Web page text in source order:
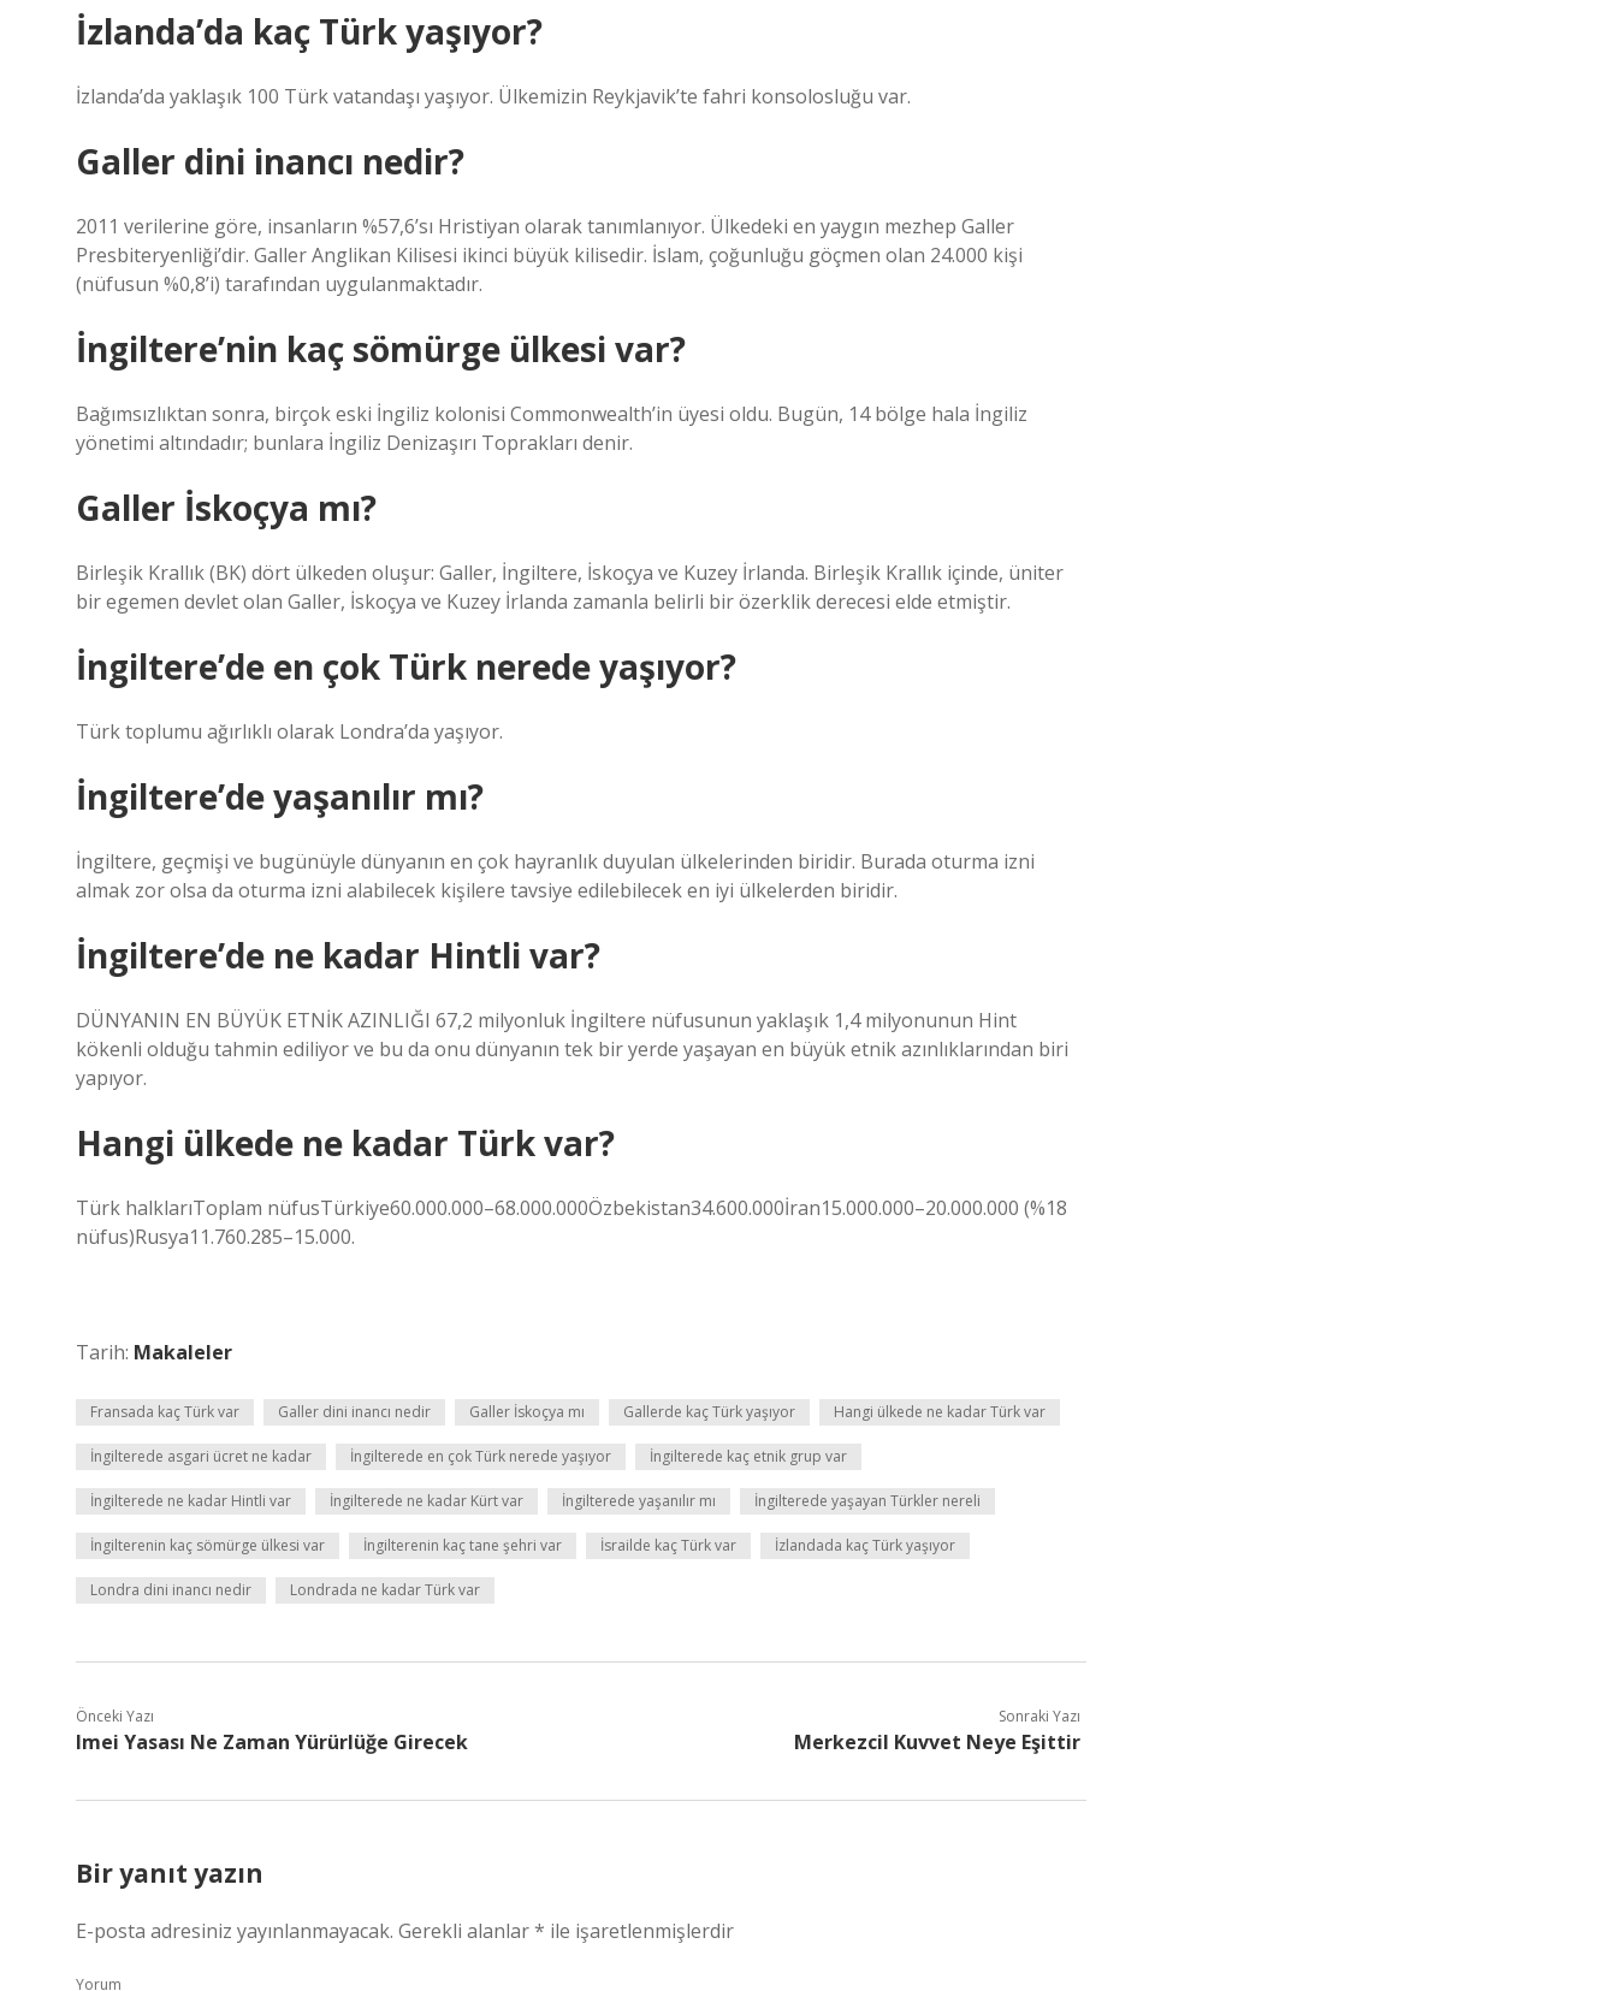
İzlanda’da kaç Türk yaşıyor?
İzlanda’da yaklaşık 100 Türk vatandaşı yaşıyor. Ülkemizin Reykjavik’te fahri konsolosluğu var.
Galler dini inancı nedir?
2011 verilerine göre, insanların %57,6’sı Hristiyan olarak tanımlanıyor. Ülkedeki en yaygın mezhep Galler
Presbiteryenliği’dir. Galler Anglikan Kilisesi ikinci büyük kilisedir. İslam, çoğunluğu göçmen olan 24.000 kişi
(nüfusun %0,8’i) tarafından uygulanmaktadır.
İngiltere’nin kaç sömürge ülkesi var?
Bağımsızlıktan sonra, birçok eski İngiliz kolonisi Commonwealth’in üyesi oldu. Bugün, 14 bölge hala İngiliz
yönetimi altındadır; bunlara İngiliz Denizaşırı Toprakları denir.
Galler İskoçya mı?
Birleşik Krallık (BK) dört ülkeden oluşur: Galler, İngiltere, İskoçya ve Kuzey İrlanda. Birleşik Krallık içinde, üniter
bir egemen devlet olan Galler, İskoçya ve Kuzey İrlanda zamanla belirli bir özerklik derecesi elde etmiştir.
İngiltere’de en çok Türk nerede yaşıyor?
Türk toplumu ağırlıklı olarak Londra’da yaşıyor.
İngiltere’de yaşanılır mı?
İngiltere, geçmişi ve bugünüyle dünyanın en çok hayranlık duyulan ülkelerinden biridir. Burada oturma izni
almak zor olsa da oturma izni alabilecek kişilere tavsiye edilebilecek en iyi ülkelerden biridir.
İngiltere’de ne kadar Hintli var?
DÜNYANIN EN BÜYÜK ETNİK AZINLIĞI 67,2 milyonluk İngiltere nüfusunun yaklaşık 1,4 milyonunun Hint
kökenli olduğu tahmin ediliyor ve bu da onu dünyanın tek bir yerde yaşayan en büyük etnik azınlıklarından biri
yapıyor.
Hangi ülkede ne kadar Türk var?
Türk halklarıToplam nüfusTürkiye60.000.000–68.000.000Özbekistan34.600.000İran15.000.000–20.000.000 (%18
nüfus)Rusya11.760.285–15.000.
Tarih: Makaleler
Fransada kaç Türk var Galler dini inancı nedir Galler İskoçya mı Gallerde kaç Türk yaşıyor Hangi ülkede ne kadar Türk var
İngilterede asgari ücret ne kadar İngilterede en çok Türk nerede yaşıyor İngilterede kaç etnik grup var
İngilterede ne kadar Hintli var İngilterede ne kadar Kürt var İngilterede yaşanılır mı İngilterede yaşayan Türkler nereli
İngilterenin kaç sömürge ülkesi var İngilterenin kaç tane şehri var İsrailde kaç Türk var İzlandada kaç Türk yaşıyor
Londra dini inancı nedir Londrada ne kadar Türk var
Önceki Yazı
Imei Yasası Ne Zaman Yürürlüğe Girecek
Sonraki Yazı
Merkezcil Kuvvet Neye Eşittir
Bir yanıt yazın
E-posta adresiniz yayınlanmayacak. Gerekli alanlar* ile işaretlenmişlerdir
Yorum